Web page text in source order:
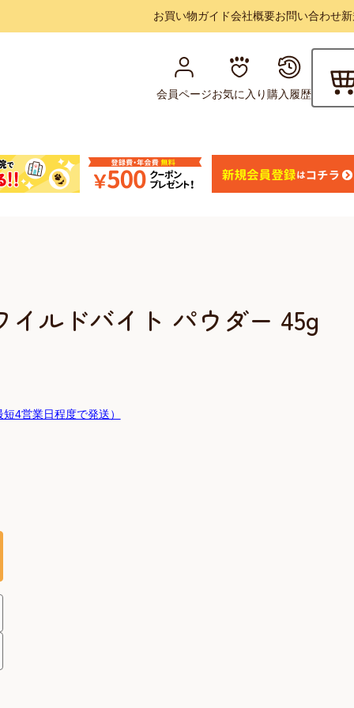
お買い物ガイド会社概要お問い合わせ
会員ページお気に入り購入履歴
イルドバイト パウダー 45g
4営業日程度で発送）